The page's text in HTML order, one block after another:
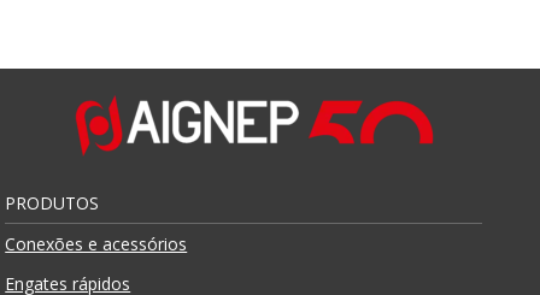
PRODUTOS
Conexões e acessórios
Engates rápidos